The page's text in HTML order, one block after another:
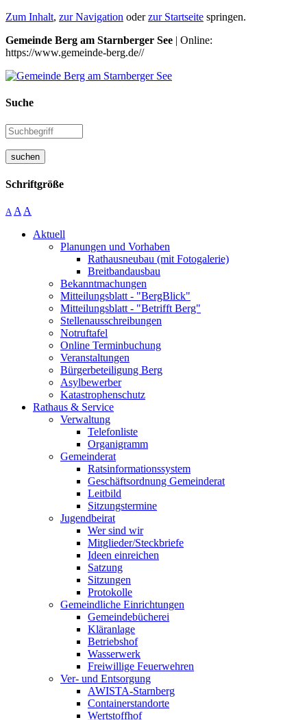
Zum Inhalt, zur Navigation oderzur Startseite springen.
Gemeinde Berg am Starnberger See | Online:
https://www.gemeinde-berg.de//
Suche
suchen
Schriftgröße
A A A
Aktuell
Planungen und Vorhaben
Rathausneubau (mit Fotogalerie)
Breitbandausbau
Bekanntmachungen
Mitteilungsblatt - "BergBlick"
Mitteilungsblatt - "Betrifft Berg"
Stellenausschreibungen
Notruftafel
Online Terminbuchung
Veranstaltungen
Bürgerbeteiligung Berg
Asylbewerber
Katastrophenschutz
Rathaus & Service
Verwaltung
Telefonliste
Organigramm
Gemeinderat
Ratsinformationssystem
Geschäftsordnung Gemeinderat
Leitbild
Sitzungstermine
Jugendbeirat
Wer sind wir
Mitglieder/Steckbriefe
Ideen einreichen
Satzung
Sitzungen
Protokolle
Gemeindliche Einrichtungen
Gemeindebücherei
Kläranlage
Betriebshof
Wasserwerk
Freiwillige Feuerwehren
Ver- und Entsorgung
AWISTA-Starnberg
Containerstandorte
Wertstoffhof